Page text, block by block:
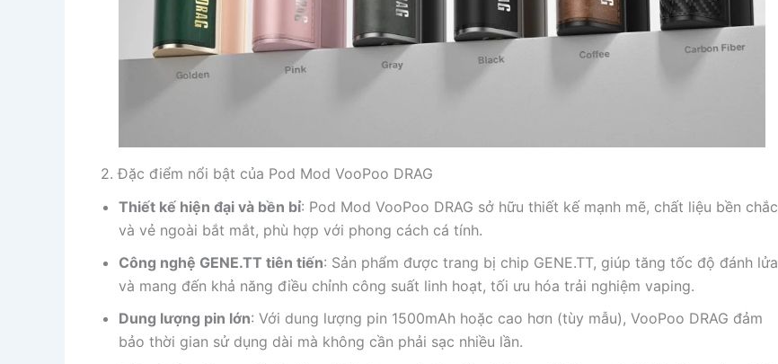
2. Đặc điểm nổi bật của Pod Mod VooPoo DRAG
Thiết kế hiện đại và bền bỉ: Pod Mod VooPoo DRAG sở hữu thiết kế mạnh mẽ, chất liệu bền chắc
và vẻ ngoài bắt mắt, phù hợp với phong cách cá tính.
Công nghệ GENE.TT tiên tiến: Sản phẩm được trang bị chip GENE.TT, giúp tăng tốc độ đánh lửa
và mang đến khả năng điều chỉnh công suất linh hoạt, tối ưu hóa trải nghiệm vaping.
Dung lượng pin lớn: Với dung lượng pin 1500mAh hoặc cao hơn (tùy mẫu), VooPoo DRAG đảm
bảo thời gian sử dụng dài mà không cần phải sạc nhiều lần.